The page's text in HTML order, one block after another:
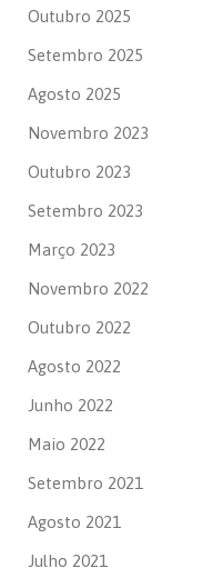
Outubro 2025
Setembro 2025
Agosto 2025
Novembro 2023
Outubro 2023
Setembro 2023
Março 2023
Novembro 2022
Outubro 2022
Agosto 2022
Junho 2022
Maio 2022
Setembro 2021
Agosto 2021
Julho 2021